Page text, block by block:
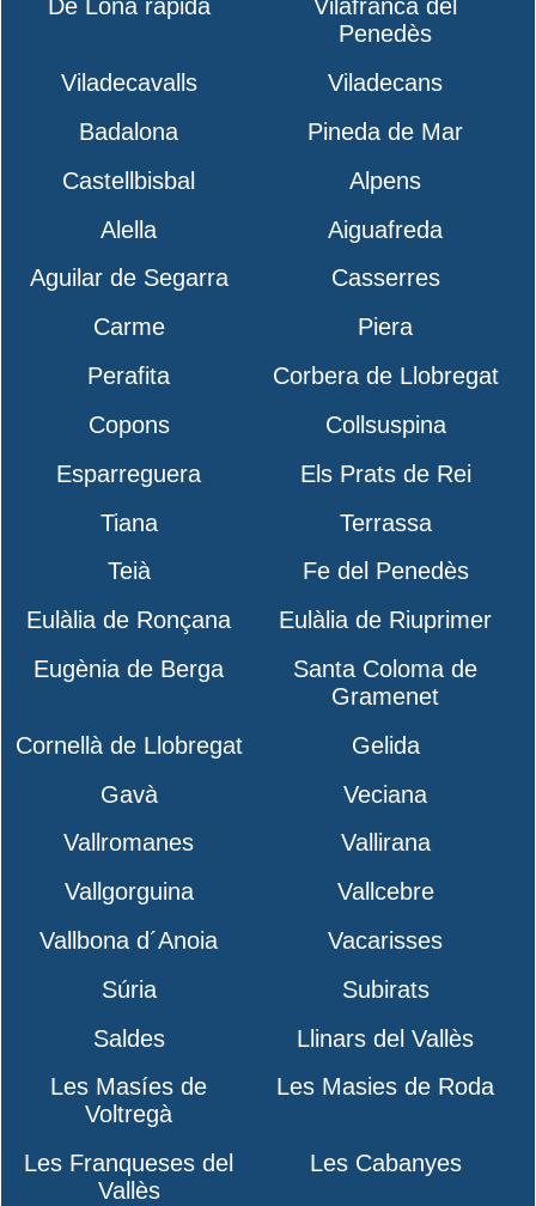
De Lona rápida
Vilafranca del
Penedès
Viladecavalls
Viladecans
Badalona
Pineda de Mar
Castellbisbal
Alpens
Alella
Aiguafreda
Aguilar de Segarra
Casserres
Carme
Piera
Perafita
Corbera de Llobregat
Copons
Collsuspina
Esparreguera
Els Prats de Rei
Tiana
Terrassa
Teià
Fe del Penedès
Eulàlia de Ronçana
Eulàlia de Riuprimer
Eugènia de Berga
Santa Coloma de
Gramenet
Cornellà de Llobregat
Gelida
Gavà
Veciana
Vallromanes
Vallirana
Vallgorguina
Vallcebre
Vallbona d´Anoia
Vacarisses
Súria
Subirats
Saldes
Llinars del Vallès
Les Masíes de
Voltregà
Les Masies de Roda
Les Franqueses del
Vallès
Les Cabanyes